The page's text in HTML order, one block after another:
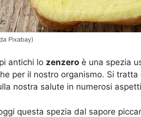
Pixabay)
antichi lo zenzero è una spezia
per il nostro organismo. Si
nostra salute in numerosi
questa spezia dal sapore